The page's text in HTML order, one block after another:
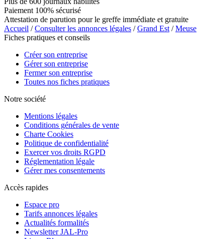
Paiement 100% sécurisé
Attestation de parution pour le greffe immédiate et gratuite
Accueil /Consulter les annonces légales /Grand Est /Meuse
Fiches pratiques et conseils
Créer son entreprise
Gérer son entreprise
Fermer son entreprise
Toutes nos fiches pratiques
Notre société
Mentions légales
Conditions générales de vente
Charte Cookies
Politique de confidentialité
Exercer vos droits RGPD
Réglementation légale
Gérer mes consentements
Accès rapides
Espace pro
Tarifs annonces légales
Actualités formalités
Newsletter JAL-Pro